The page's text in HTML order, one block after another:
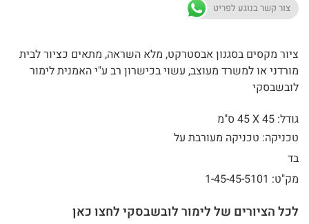
צור קשר בנוגע לפריט
ציור מקסים בסגנון אבסטרקט, מלא השראה, מתאים כציור לבית
מורדני או למשרד מעוצב, עשוי בכישרון רב ע"י האמנית לימור
לובשבסקי
גודל: 45 X
45 ס"מ
טכניקה: טכניקה מעורבת על
בד
מק"ט: 1-45-45-5101
לכל הציורים של לימור לובשבסקי לחצו כאן